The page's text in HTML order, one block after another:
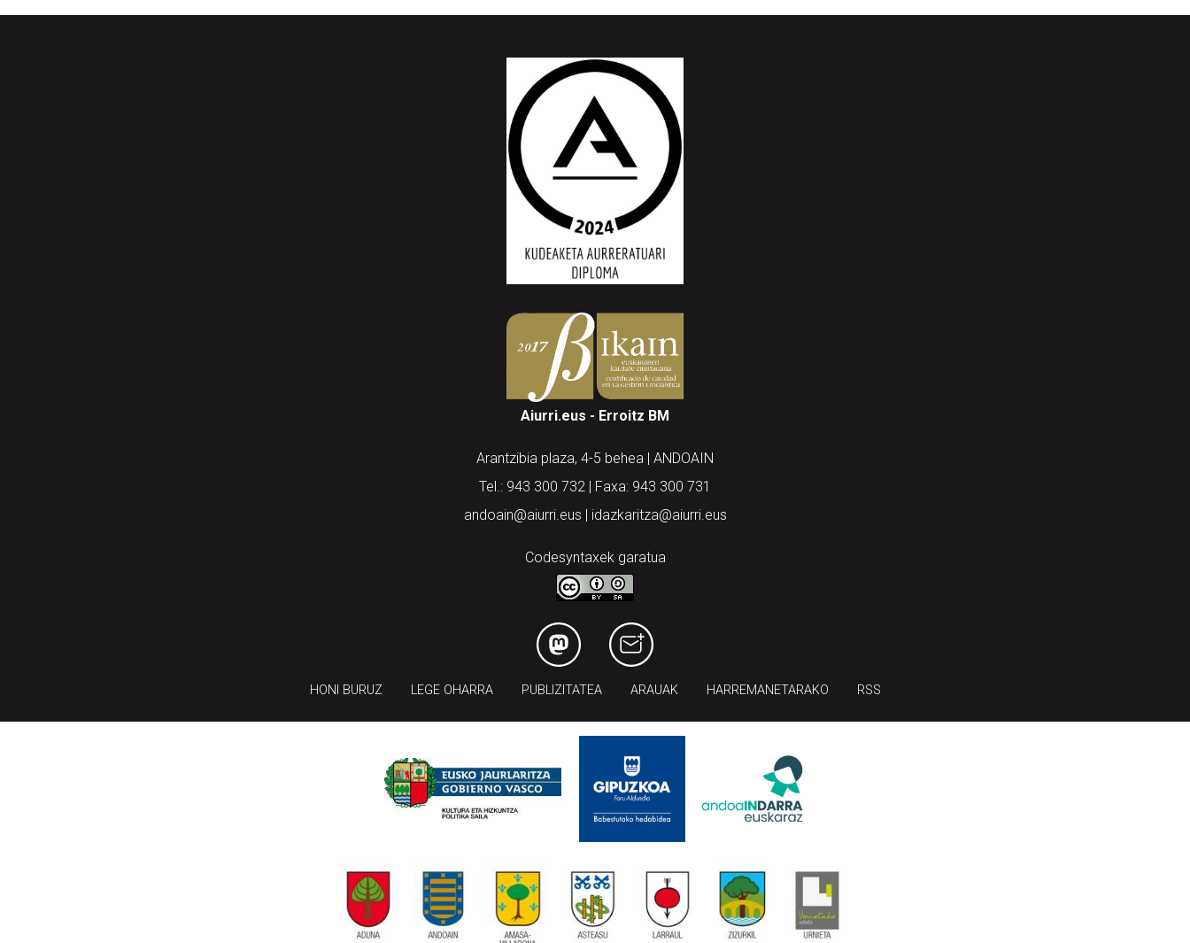
Aiurri.eus - Erroitz BM
Arantzibia plaza, 4-5 behea | ANDOAIN
Tel.: 943 300 732 | Faxa: 943 300 731
andoain@aiurri.eus | idazkaritza@aiurri.eus
Codesyntaxek garatua
HONI BURUZ LEGE OHARRA PUBLIZITATEA ARAUAK HARREMANETARAKO RSS